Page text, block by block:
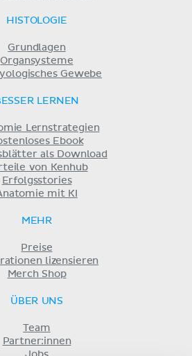
HISTOLOGIE
Grundlagen
Organsysteme
Gewebe
LERNEN
Lernstrategien
Ebook
als Download
von Kenhub
Erfolgsstories
mit KI
MEHR
Preise
lizensieren
Merch Shop
ÜBER UNS
Team
Partner:innen